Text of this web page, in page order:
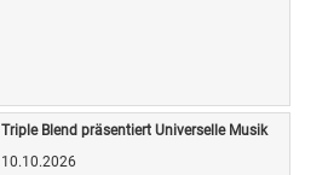
Triple Blend präsentiert Universelle Musik
10.10.2026